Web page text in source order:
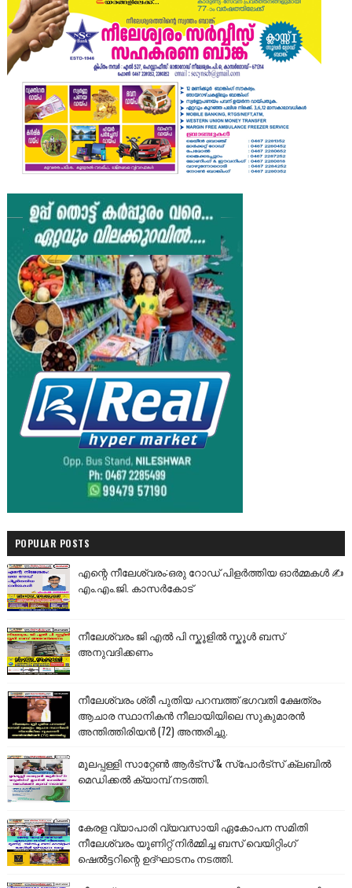
POPULAR POSTS
എന്റെ നീലേശ്വരം:ഒരു റോഡ് പിളർത്തിയ ഓർമ്മകൾ ✍️
എം.എം.ജി. കാസർകോട്
നീലേശ്വരം ജി എൽ പി സ്കൂളിൽ സ്കൂൾ ബസ്
അനുവദിക്കണം
നീലേശ്വരം ശ്രീ പുതിയ പറമ്പത്ത് ഭഗവതി ക്ഷേത്രം
ആചാര സ്ഥാനികൻ നീലായിയിലെ സുകുമാരൻ
അന്തിത്തിരിയൻ (72) അന്തരിച്ചു.
മൂലപ്പള്ളി സാറ്റേൺ ആർട്സ് & സ്പോർട്സ് ക്ലബിൽ
മെഡിക്കൽ ക്യാമ്പ് നടത്തി.
കേരള വ്യാപാരി വ്യവസായി ഏകോപന സമിതി
നീലേശ്വരം യൂണിറ്റ് നിർമ്മിച്ച ബസ് വെയിറ്റിംഗ്
ഷെൽട്ടറിന്റെ ഉദ്ഘാടനം നടത്തി.